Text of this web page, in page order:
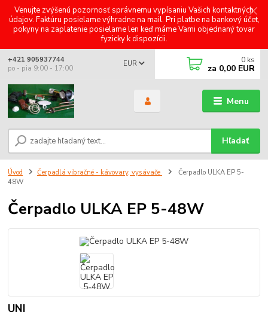
Venujte zvýšenú pozornosť správnemu vypísaniu Vašich kontaktných
údajov. Faktúru posielame výhradne na mail. Pri platbe na bankový účet,
pokyny na zaplatenie posielame len keď máme Vami objednaný tovar
fyzicky k dispozícii.
Menu
EUR
Hľadať
+421 905937744
po - pia 9:00 - 17:00
0 ks
za 0,00 EUR
Úvod Čerpadlá vibračné - kávovary, vysávače
Čerpadlo ULKA EP 5-
48W
Čerpadlo ULKA EP 5-48W
UNI